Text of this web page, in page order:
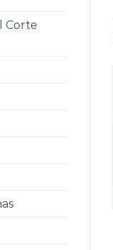
Corte